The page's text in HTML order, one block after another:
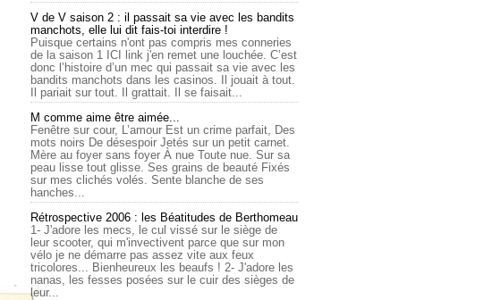
V de V saison 2 : il passait sa vie avec les bandits
manchots, elle lui dit fais-toi interdire !
Puisque certains n'ont pas compris mes conneries
de la saison 1 ICI link j'en remet une louchée. C’est
donc l’histoire d’un mec qui passait sa vie avec les
bandits manchots dans les casinos. Il jouait à tout.
Il pariait sur tout. Il grattait. Il se faisait...
M comme aime être aimée...
Fenêtre sur cour, L’amour Est un crime parfait, Des
mots noirs De désespoir Jetés sur un petit carnet.
Mère au foyer sans foyer À nue Toute nue. Sur sa
peau lisse tout glisse. Ses grains de beauté Fixés
sur mes clichés volés. Sente blanche de ses
hanches...
Rétrospective 2006 : les Béatitudes de Berthomeau
1- J'adore les mecs, le cul vissé sur le siège de
leur scooter, qui m'invectivent parce que sur mon
vélo je ne démarre pas assez vite aux feux
tricolores... Bienheureux les beaufs ! 2- J'adore les
nanas, les fesses posées sur le cuir des sièges de
leur...